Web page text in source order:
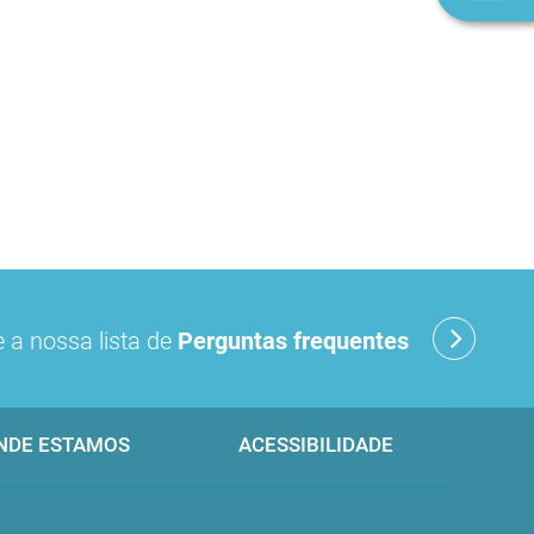
a nossa lista de Perguntas frequentes
ESTAMOS ACESSIBILIDADE